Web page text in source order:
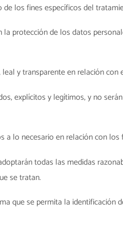
los fines específicos del
la protección de los datos
y transparente en relación con
explícitos y legítimos, y no
lo necesario en relación con
todas las medidas
se tratan.
que se permita la identificación